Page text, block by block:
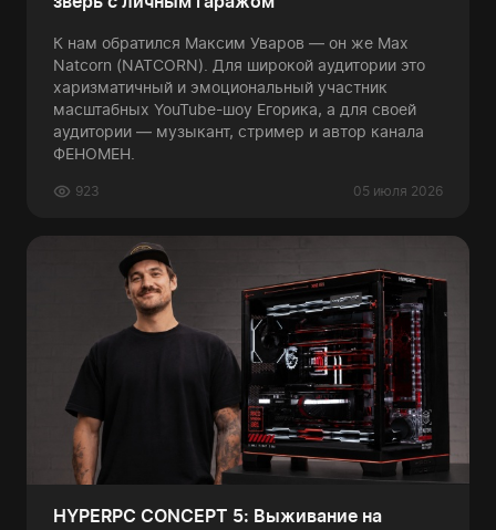
К нам обратился Максим Уваров — он же Max
Natcorn (NATCORN). Для широкой аудитории это
харизматичный и эмоциональный участник
масштабных YouTube-шоу Егорика, а для своей
аудитории — музыкант, стример и автор канала
ФЕНОМЕН.
05 июля 2026
923
HYPERPC CONCEPT 5: Выживание на